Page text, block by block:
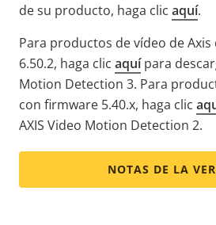
de su producto, haga clic aquí.
Para productos de vídeo de
6.50.2, haga clic aquípara
Motion Detection 3. Para
con firmware 5.40.x, haga clic
AXIS Video Motion Detection 2.
NOTAS DE LA